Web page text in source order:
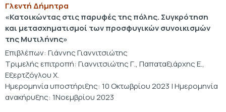
Γλεντή Δήμητρα
«Κατοικώντας στις παρυφές της πόλης. Συγκρότηση
και μετασχηματισμοί των προσφυγικών συνοικισμών
της Μυτιλήνης»
Επιβλέπων: Γιάννης Γιαννιτσιώτης
Τριμελής επιτροπή: Γιαννιτσιώτης Γ., Παπαταξιάρχης Ε.,
Εξερτζόγλου Χ.
Ημερομηνία υποστήριξης: 10 Οκτωβρίου 2023 | Ημερομηνία
ανακήρυξης: 1Νοεμβρίου 2023